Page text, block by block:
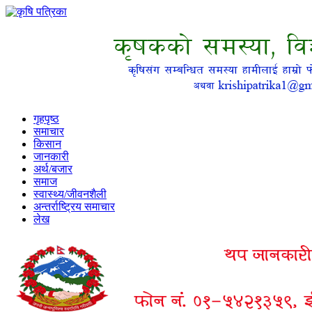
गृहपृष्ठ
समाचार
किसान
जानकारी
अर्थ/बजार
समाज
स्वास्थ्य/जीवनशैली
अन्तर्राष्ट्रिय समाचार
लेख